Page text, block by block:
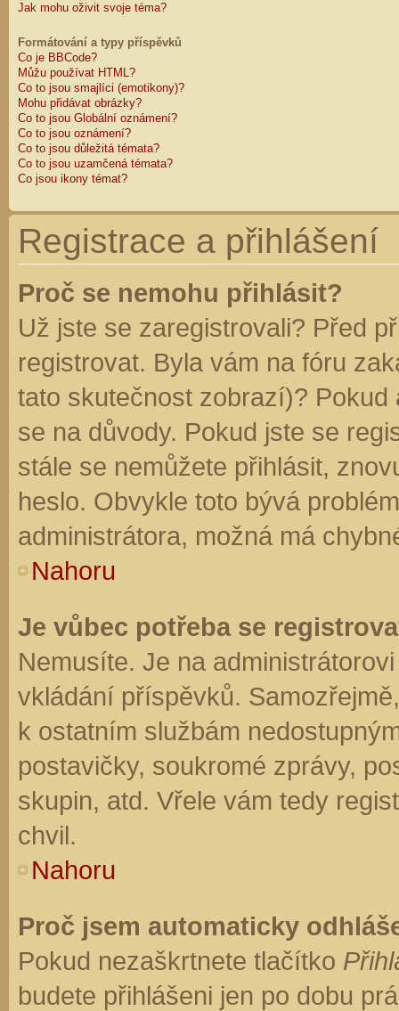
Jak mohu oživit svoje téma?
Formátování a typy příspěvků
Co je BBCode?
Můžu používat HTML?
Co to jsou smajlíci (emotikony)?
Mohu přidávat obrázky?
Co to jsou Globální oznámení?
Co to jsou oznámení?
Co to jsou důležitá témata?
Co to jsou uzamčená témata?
Co jsou ikony témat?
Registrace a přihlášení
Proč se nemohu přihlásit?
Už jste se zaregistrovali? Před
registrovat. Byla vám na fóru
tato skutečnost zobrazí)?
se na důvody. Pokud jste se
stále se nemůžete přihlásit,
heslo. Obvykle toto bývá
administrátora, možná má
Nahoru
Je vůbec potřeba se
Nemusíte. Je na
vkládání příspěvků.
k ostatním službám
postavičky, soukromé zprávy,
skupin, atd. Vřele vám tedy
chvil.
Nahoru
Proč jsem automaticky
Pokud nezaškrtnete tlačítko
budete přihlášeni jen po dobu